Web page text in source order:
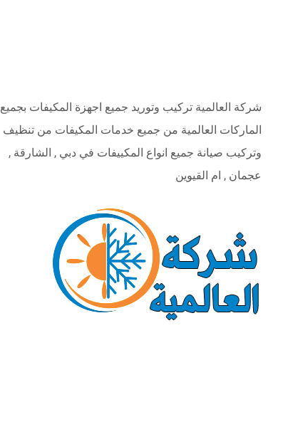
شركة العالمية تركيب وتوريد جميع اجهزة المكيفات بجميع
الماركات العالمية من جميع خدمات المكيفات من تنظيف
وتركيب صيانة جميع انواع المكييفات في دبي , الشارقة ,
عجمان , ام القيوين